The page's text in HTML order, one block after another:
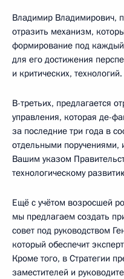
Владимир Владимирович,
отразить механизм,
формирование под
для его достижения
и критических, технологий.
В-третьих, предлагается
управления, которая де-
за последние три года в
отдельными поручениями,
Вашим указом
технологическому
Ещё с учётом возросшей
мы предлагаем создать
совет под руководством
который обеспечит
Кроме того, в Стратегии
заместителей и